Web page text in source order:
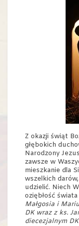
Z okazji świąt
głębokich
Narodzony
zawsze w
mieszkanie dla
wszelkich
udzielić. Niech
oziębłość
Małgosia i
DK wraz z ks.
diecezjalnym DK